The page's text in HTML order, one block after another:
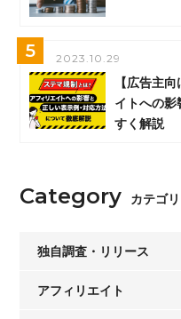
5 2023.10.29
【広告主
イトへの影
すく解説
Category カテゴ
独自調査・リリース
アフィリエイト